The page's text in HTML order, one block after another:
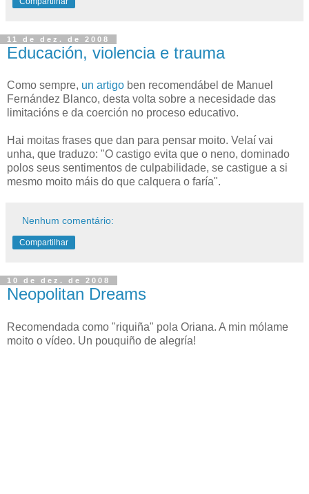
11 de dez. de 2008
Educación, violencia e trauma
Como sempre, un artigo ben recomendábel de Manuel
Fernández Blanco, desta volta sobre a necesidade das
limitacións e da coerción no proceso educativo.
Hai moitas frases que dan para pensar moito. Velaí vai
unha, que traduzo: "O castigo evita que o neno, dominado
polos seus sentimentos de culpabilidade, se castigue a si
mesmo moito máis do que calquera o faría".
Nenhum comentário:
Compartilhar
10 de dez. de 2008
Neopolitan Dreams
Recomendada como "riquiña" pola Oriana. A min mólame
moito o vídeo. Un pouquiño de alegría!